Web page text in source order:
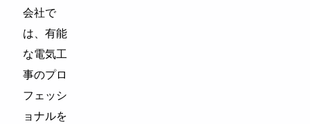
会社で
は、有能
な電気工
事のプロ
フェッシ
ョナルを